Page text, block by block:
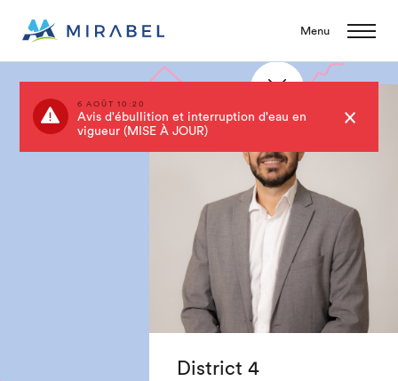
Menu
6 AOÛT 10:20
Avis d'ébullition et interruption d'eau en
vigueur (MISE À JOUR)
District 4